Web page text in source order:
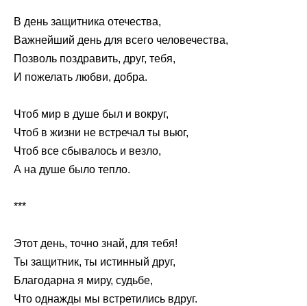
В день защитника отечества,
Важнейший день для всего человечества,
Позволь поздравить, друг, тебя,
И пожелать любви, добра.
Чтоб мир в душе был и вокруг,
Чтоб в жизни не встречал ты вьюг,
Чтоб все сбывалось и везло,
А на душе было тепло.
***
Этот день, точно знай, для тебя!
Ты защитник, ты истинный друг,
Благодарна я миру, судьбе,
Что однажды мы встретились вдруг.